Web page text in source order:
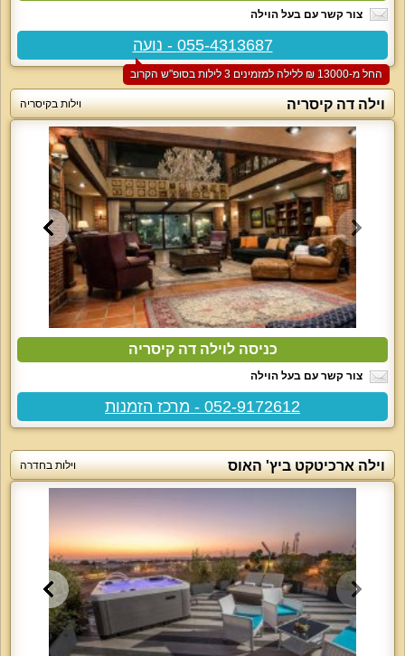
צור קשר עם בעל הוילה
055-4313687 - נועה
החל מ-‏13000 ₪ ללילה למזמינים 3 לילות בסופ"ש הקרוב
וילה דה קיסריה וילות בקיסריה
כניסה לוילה דה קיסריה
צור קשר עם בעל הוילה
052-9172612 - מרכז הזמנות
וילה ארכיטקט ביץ' האוס וילות בחדרה